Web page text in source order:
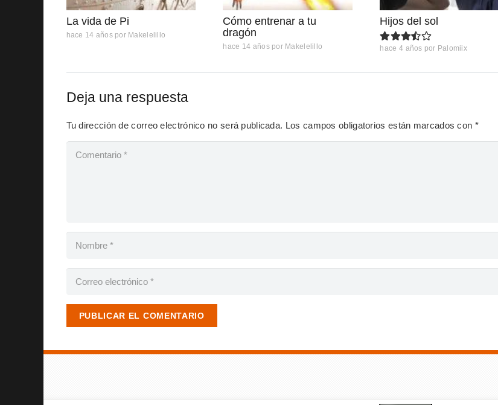
La vida de Pi
hace 14 años por Makelelillo
Cómo entrenar a tu
dragón
hace 14 años por Makelelillo
Hijos del sol
hace 4 años por Palomiix
Deja una respuesta
Tu dirección de correo electrónico no será publicada. Los campos obligatorios están marcados con *
PUBLICAR EL COMENTARIO